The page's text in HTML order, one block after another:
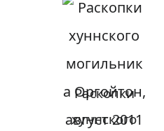
Раскопки
хуннского